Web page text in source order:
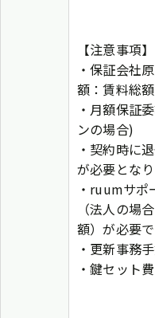
【注意事項】
・保証会社
額：賃料総
・月額保証
ンの場合)
・契約時に
が必要となり
・ruumサポ
（法人の場
額）が必要で
・更新事務
・鍵セット